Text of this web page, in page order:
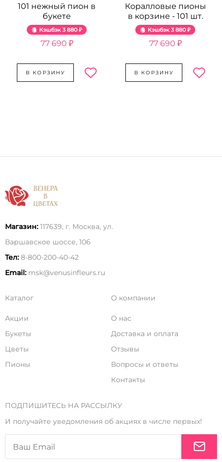
101 нежный пион в
букете
Кэшбэк 3 880 ₽
77 690 ₽
В КОРЗИНУ
Коралловые пионы
в корзине - 101 шт.
Кэшбэк 3 880 ₽
77 690 ₽
В КОРЗИНУ
Магазин: 117639, г. Москва, ул.
Варшавское шоссе, 106
Тел: 8-800-200-40-42
Email: msk@venusinfleurs.ru
Каталог
Акции
Букеты
Цветы
Пионы
О компании
О нас
Доставка и оплата
Отзывы
Вопросы и ответы
Контакты
ПОДПИШИТЕСЬ НА РАССЫЛКУ
И получайте уведомления об акциях в числе первых!